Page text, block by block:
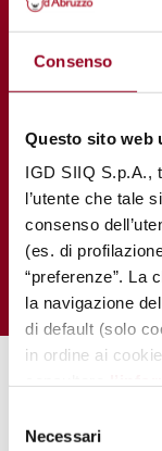
Consenso
Questo sito web
IGD SIIQ S.p.A.,
l’utente che tale
consenso
(es. di
“preferenze”. La
la navigazione
di default (solo
in ordine ai
mediante il link “
delNecessari
.